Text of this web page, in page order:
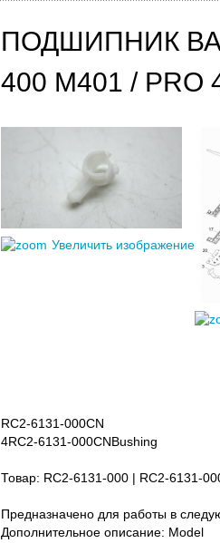
ПОДШИПНИК
400 M401 / PRO
Увеличить изображение
RC2-6131-000CN
4RC2-6131-000CNBushing
Товар: RC2-6131-000 | RC2-6131-
Предназначено для работы в
Дополнительное описание: Model